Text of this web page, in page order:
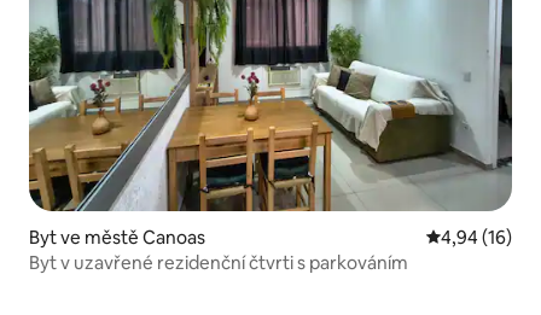
Byt ve městě Canoas Průměrné
4,94 (16)
Byt v uzavřené rezidenční čtvrti s parkováním